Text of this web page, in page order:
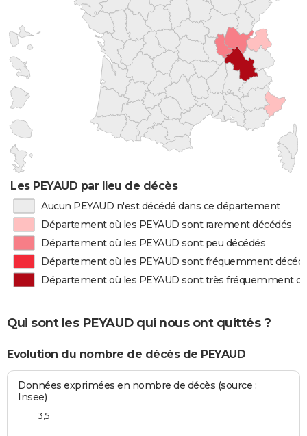
Les PEYAUD par lieu de décès
Aucun PEYAUD n'est décédé dans ce département
Département où les PEYAUD sont rarement décédés
Département où les PEYAUD sont peu décédés
Département où les PEYAUD sont fréquemment
Département où les PEYAUD sont très fréquemment
Qui sont les PEYAUD qui nous ont quittés ?
Evolution du nombre de décès de PEYAUD
Données exprimées en nombre de décès (source :
Insee)
3,5